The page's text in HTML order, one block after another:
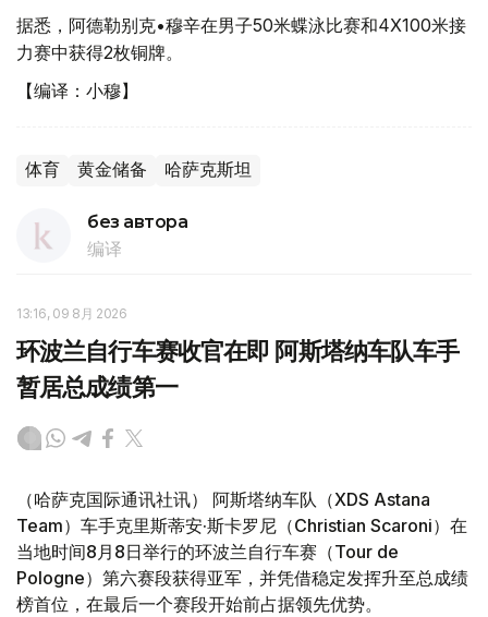
据悉，阿德勒别克•穆辛在男子50米蝶泳比赛和4X100米接
力赛中获得2枚铜牌。
【编译：小穆】
体育 黄金储备 哈萨克斯坦
без автора
编译
13:16, 09 8月 2026
环波兰自行车赛收官在即 阿斯塔纳车队车手
暂居总成绩第一
（哈萨克国际通讯社讯） 阿斯塔纳车队（XDS Astana
Team）车手克里斯蒂安·斯卡罗尼（Christian Scaroni）在
当地时间8月8日举行的环波兰自行车赛（Tour de
Pologne）第六赛段获得亚军，并凭借稳定发挥升至总成绩
榜首位，在最后一个赛段开始前占据领先优势。